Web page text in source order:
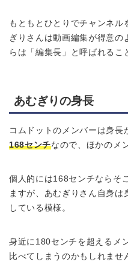
もともとひとりでチャンネ
ぎりさんは動画編集が得意
らは「編集長」と呼ばれるこ
あむぎりの身長
コムドットのメンバーは身長
168センチなので、ほかのメ
個人的には168センチならそ
ますが、あむぎりさん自身は
している模様。
身近に180センチを超えるメ
比べてしまうのかもしれませ